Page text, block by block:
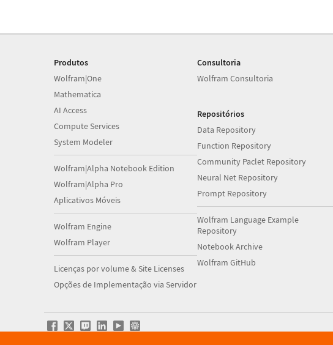
Produtos
Wolfram|One
Mathematica
AI Access
Compute Services
System Modeler
Wolfram|Alpha Notebook Edition
Wolfram|Alpha Pro
Aplicativos Móveis
Wolfram Engine
Wolfram Player
Licenças por volume & Site Licenses
Opções de Implementação via Servidor
Consultoria
Wolfram Consultoria
Repositórios
Data Repository
Function Repository
Community Paclet Repository
Neural Net Repository
Prompt Repository
Wolfram Language Example
Repository
Notebook Archive
Wolfram GitHub